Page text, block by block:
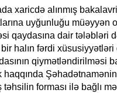
xaricdə alınmış
uyğunluğu müəyyən
qaydasına dair tələbləri
halın fərdi
qiymətləndirilməsi
haqqında
təhsilin forması ilə bağlı